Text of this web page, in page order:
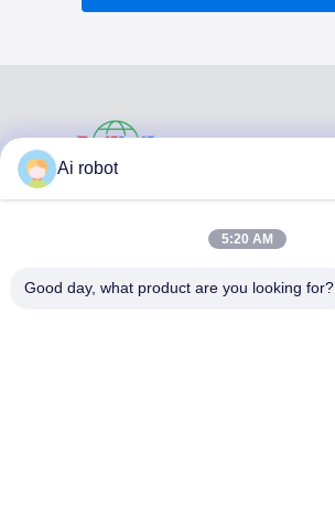
VIVI DENTAI
Ai robot
5:20 AM
Good day, what product are you looking for?